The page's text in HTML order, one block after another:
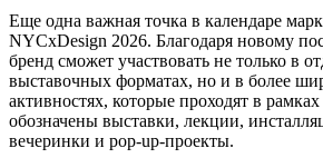
Еще одна важная точка в календаре
NYCxDesign 2026. Благодаря новому
бренд сможет участвовать не только в
выставочных форматах, но и в более
активностях, которые проходят в
обозначены выставки, лекции,
вечеринки и pop-up-проекты.